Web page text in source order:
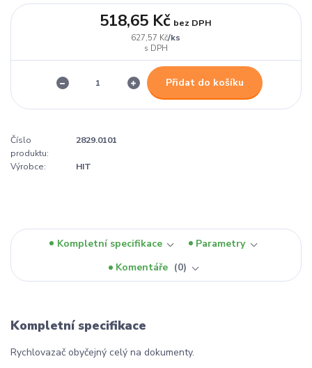
627,57 Kč/ks
518,65 Kč bez DPH
Přidat do košíku
Číslo
produktu:
2829.0101
Výrobce: HIT
Kompletní specifikace
Parametry
Komentáře
0
Kompletní specifikace
Rychlovazač obyčejný celý na dokumenty.